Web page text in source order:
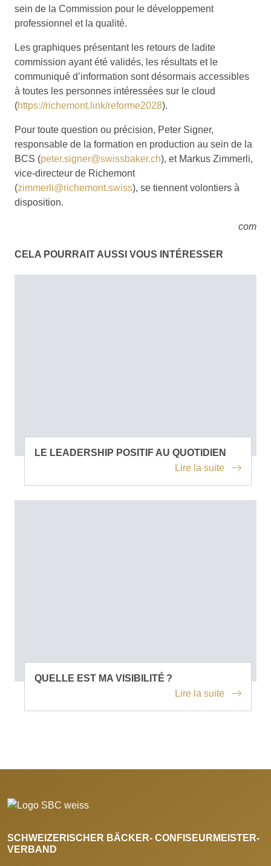
sein de la Commission pour le développement
professionnel et la qualité.
Les graphiques présentant les retours de ladite
commission ayant été validés, les résultats et le
communiqué d’information sont désormais accessibles
à toutes les personnes intéressées sur le cloud
(https://richemont.link/reforme2028).
Pour toute question ou précision, Peter Signer,
responsable de la formation en production au sein de la
BCS (peter.signer@swissbaker.ch), et Markus Zimmerli,
vice-directeur de Richemont
(zimmerli@richemont.swiss), se tiennent volontiers à
disposition.
com
CELA POURRAIT AUSSI VOUS INTÉRESSER
LE LEADERSHIP POSITIF AU QUOTIDIEN
Lire la suite
QUELLE EST MA VISIBILITÉ ?
Lire la suite
SCHWEIZERISCHER BÄCKER- CONFISEURMEISTER-
VERBAND